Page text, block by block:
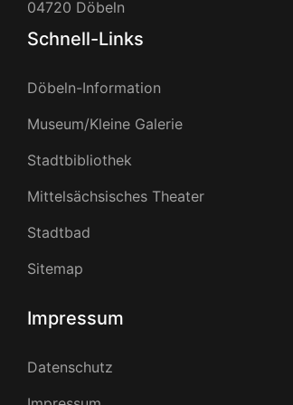
04720 Döbeln
Schnell-Links
Döbeln-Information
Museum/Kleine Galerie
Stadtbibliothek
Mittelsächsisches Theater
Stadtbad
Sitemap
Impressum
Datenschutz